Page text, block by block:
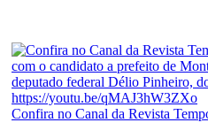
Confira no Canal da Revista